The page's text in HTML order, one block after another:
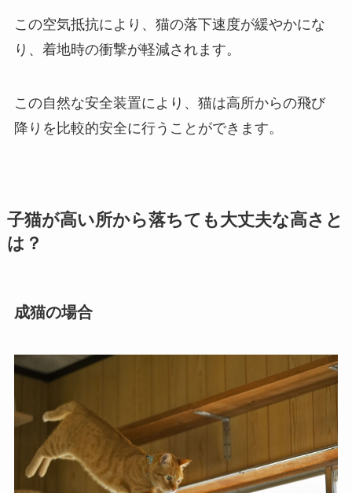
この空気抵抗により、猫の落下速度が緩やかにな
り、着地時の衝撃が軽減されます。
この自然な安全装置により、猫は高所からの飛び
降りを比較的安全に行うことができます。
子猫が高い所から落ちても大丈夫な高さと
は？
成猫の場合